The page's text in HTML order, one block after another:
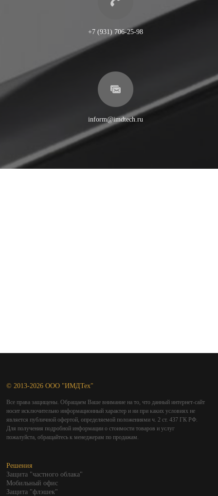
+7 (931) 706-25-98
inform@imdtech.ru
© 2013-2026 ООО "ИМДТех"
Все права защищены. Обращаем Ваше внимание на то, что данный интернет-сайт
носит исключительно информационный характер и ни при каких условиях не
является публичной офертой, определяемой положениями ч. 2 ст. 437 ГК РФ.
Для получения подробной информации о стоимости товаров и услуг
пожалуйста, обращайтесь к менеджерам по продажам.
Решения
Защита "частного облака"
Мобильный офис
Защита "флэшек"